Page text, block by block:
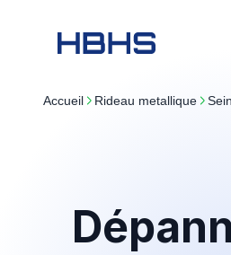
Accueil rideau metallique